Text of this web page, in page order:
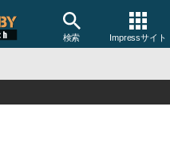
検索 Impressサイト